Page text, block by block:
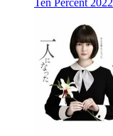
Ten Percent 2022